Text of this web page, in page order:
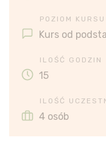
POZIOM KURSU
Kurs od
ILOŚĆ GODZIN
15
ILOŚĆ
4 osób